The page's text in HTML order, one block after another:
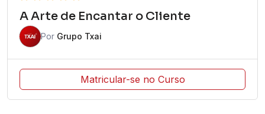
A Arte de Encantar o Cliente
Por Grupo Txai
Matricular-se no Curso